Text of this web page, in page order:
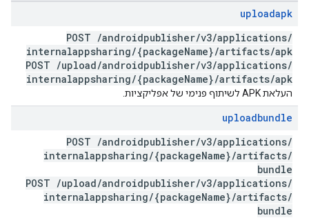
uploadapk
POST /androidpublisher/v3/applications/
internalappsharing/{packageName}/artifacts/apk
POST /upload/androidpublisher/v3/applications/
internalappsharing/{packageName}/artifacts/apk
העלאת APK לשיתוף פנימי של אפליקציות.
uploadbundle
POST /androidpublisher/v3/applications/
internalappsharing/{packageName}/artifacts/
bundle
POST /upload/androidpublisher/v3/applications/
internalappsharing/{packageName}/artifacts/
bundle